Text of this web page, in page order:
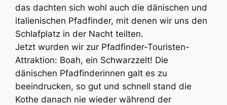
das dachten sich wohl auch die dänischen und
italienischen Pfadfinder, mit denen wir uns den
Schlafplatz in der Nacht teilten.
Jetzt wurden wir zur Pfadfinder-Touristen-
Attraktion: Boah, ein Schwarzzelt! Die
dänischen Pfadfinderinnen galt es zu
beeindrucken, so gut und schnell stand die
Kothe danach nie wieder während der